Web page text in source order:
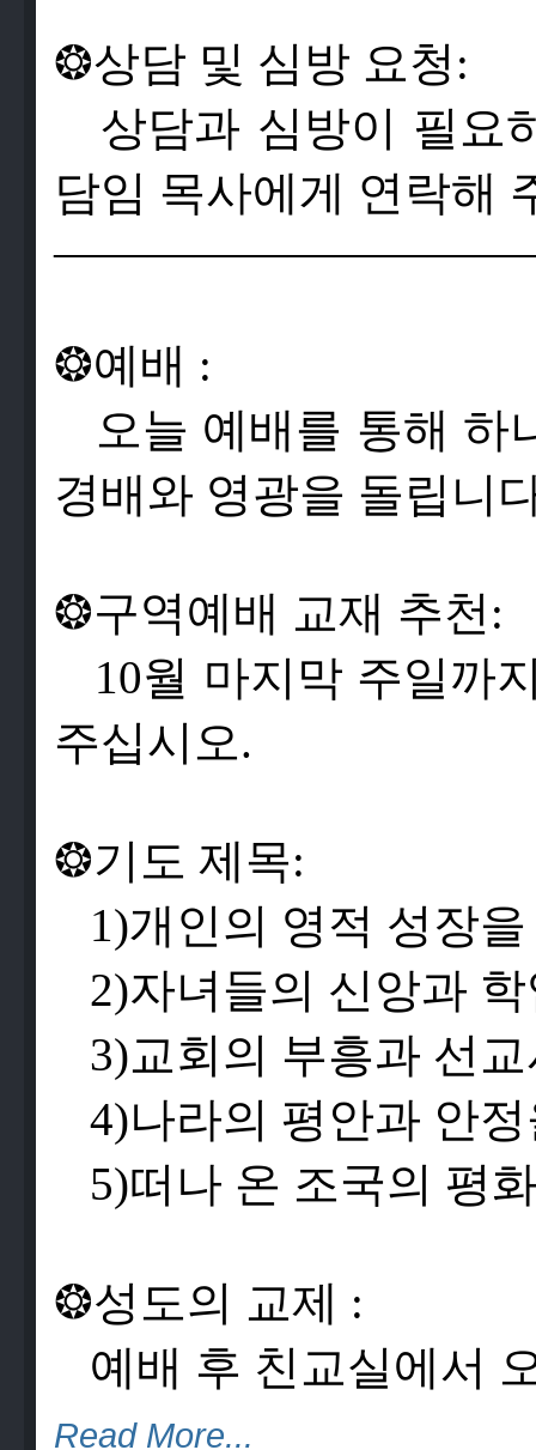
❂상담 및 심 방 요청:
상담과 심 방이 필 요
담임 목사에게 연 락해
❂예배 :
오늘 예배를 통해 하
경배와 영광을 돌립 니
❂구역예배 교재 추천 :
10월 마지 막 주일까
주십시 오.
❂기 도 제목:
1)개 인의 영적 성장을
2)자녀들의 신 앙과 학
3)교 회의 부흥과 선 교
4)나라의 평 안과 안정
5)떠 나 온 조국의 평
❂성도의 교제 :
예배 후 친 교실에서
Read More...